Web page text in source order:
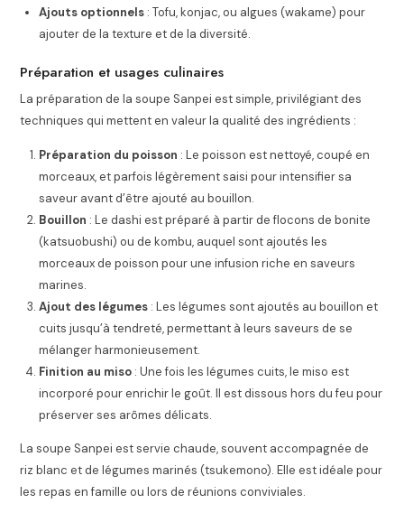
Ajouts optionnels : Tofu, konjac, ou algues (wakame) pour
ajouter de la texture et de la diversité.
Préparation et usages culinaires
La préparation de la soupe Sanpei est simple, privilégiant des
techniques qui mettent en valeur la qualité des ingrédients :
Préparation du poisson : Le poisson est nettoyé, coupé en
morceaux, et parfois légèrement saisi pour intensifier sa
saveur avant d’être ajouté au bouillon.
Bouillon : Le dashi est préparé à partir de flocons de bonite
(katsuobushi) ou de kombu, auquel sont ajoutés les
morceaux de poisson pour une infusion riche en saveurs
marines.
Ajout des légumes : Les légumes sont ajoutés au bouillon et
cuits jusqu’à tendreté, permettant à leurs saveurs de se
mélanger harmonieusement.
Finition au miso : Une fois les légumes cuits, le miso est
incorporé pour enrichir le goût. Il est dissous hors du feu pour
préserver ses arômes délicats.
La soupe Sanpei est servie chaude, souvent accompagnée de
riz blanc et de légumes marinés (tsukemono). Elle est idéale pour
les repas en famille ou lors de réunions conviviales.